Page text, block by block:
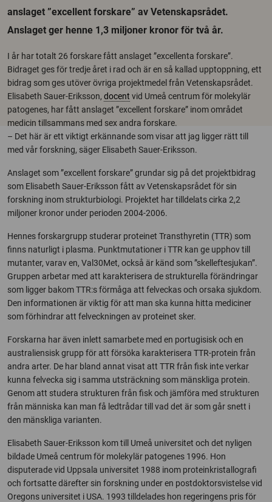
anslaget ”excellent forskare” av Vetenskapsrådet.
Anslaget ger henne 1,3 miljoner kronor för två år.
I år har totalt 26 forskare fått anslaget ”excellenta forskare”.
Bidraget ges för tredje året i rad och är en så kallad upptoppning, ett
bidrag som ges utöver övriga projektmedel från Vetenskapsrådet.
Elisabeth Sauer-Eriksson, docent vid Umeå centrum för molekylär
patogenes, har fått anslaget ”excellent forskare” inom området
medicin tillsammans med sex andra forskare.
– Det här är ett viktigt erkännande som visar att jag ligger rätt till
med vår forskning, säger Elisabeth Sauer-Eriksson.
Anslaget som ”excellent forskare” grundar sig på det projektbidrag
som Elisabeth Sauer-Eriksson fått av Vetenskapsrådet för sin
forskning inom strukturbiologi. Projektet har tilldelats cirka 2,2
miljoner kronor under perioden 2004-2006.
Hennes forskargrupp studerar proteinet Transthyretin (TTR) som
finns naturligt i plasma. Punktmutationer i TTR kan ge upphov till
mutanter, varav en, Val30Met, också är känd som ”skelleftesjukan”.
Gruppen arbetar med att karakterisera de strukturella förändringar
som ligger bakom TTR:s förmåga att felveckas och orsaka sjukdom.
Den informationen är viktig för att man ska kunna hitta mediciner
som förhindrar att felveckningen av proteinet sker.
Forskarna har även inlett samarbete med en portugisisk och en
australiensisk grupp för att försöka karakterisera TTR-protein från
andra arter. De har bland annat visat att TTR från fisk inte verkar
kunna felvecka sig i samma utsträckning som mänskliga protein.
Genom att studera strukturen från fisk och jämföra med strukturen
från människa kan man få ledtrådar till vad det är som går snett i
den mänskliga varianten.
Elisabeth Sauer-Eriksson kom till Umeå universitet och det nyligen
bildade Umeå centrum för molekylär patogenes 1996. Hon
disputerade vid Uppsala universitet 1988 inom proteinkristallografi
och fortsatte därefter sin forskning under en postdoktorsvistelse vid
Oregons universitet i USA. 1993 tilldelades hon regeringens pris för